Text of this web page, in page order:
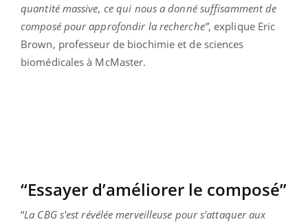
quantité massive, ce qui nous a donné suffisamment de
composé pour approfondir la recherche”, explique Eric
Brown, professeur de biochimie et de sciences
biomédicales à McMaster.
“Essayer d’améliorer le composé”
“La CBG s'est révélée merveilleuse pour s'attaquer aux